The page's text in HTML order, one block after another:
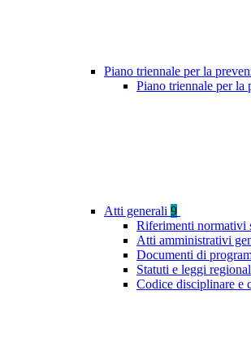
Piano triennale per la
Piano triennale per la
Atti generali 9
Riferimenti normativi
Atti amministrativi
Documenti di
Statuti e leggi
Codice disciplinare e